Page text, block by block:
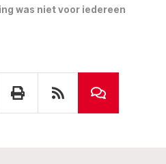
was niet voor iedereen